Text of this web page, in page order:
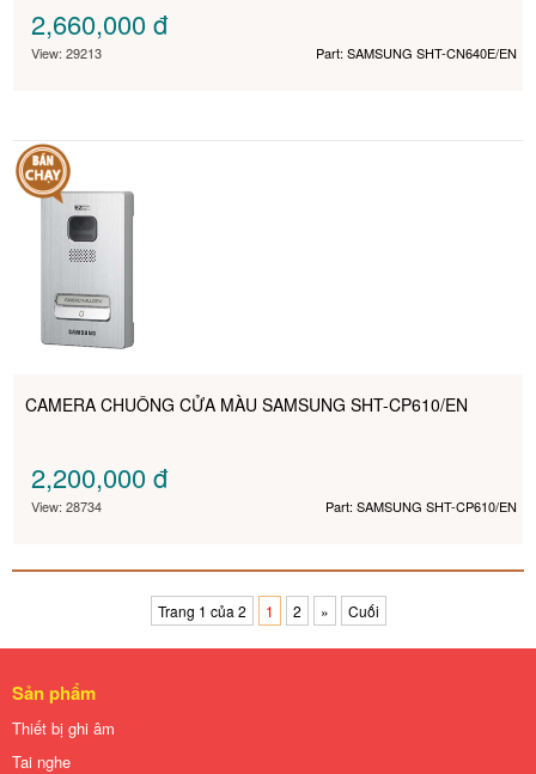
2,660,000đ
View: 29213 Part: SAMSUNG SHT-CN640E/EN
CAMERA CHUÔNG CỬA MÀU SAMSUNG SHT-CP610/EN
2,200,000đ
View: 28734 Part: SAMSUNG SHT-CP610/EN
Trang 1 của 2 1 2 » Cuối
Sản phẩm
Thiết bị ghi âm
Tai nghe